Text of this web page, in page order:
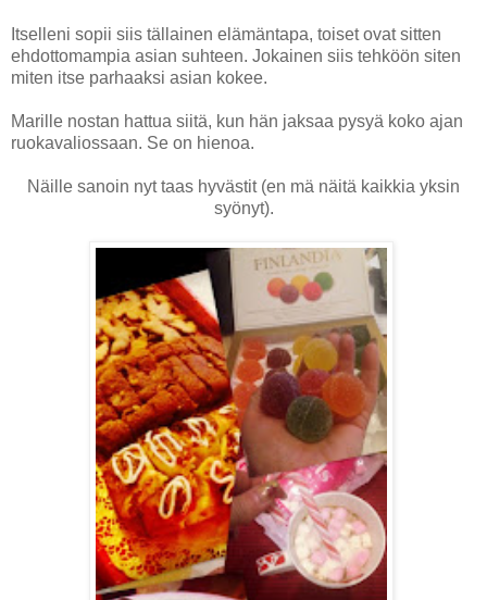
Itselleni sopii siis tällainen elämäntapa, toiset ovat sitten
ehdottomampia asian suhteen. Jokainen siis tehköön siten
miten itse parhaaksi asian kokee.
Marille nostan hattua siitä, kun hän jaksaa pysyä koko ajan
ruokavaliossaan. Se on hienoa.
Näille sanoin nyt taas hyvästit (en mä näitä kaikkia yksin
syönyt).